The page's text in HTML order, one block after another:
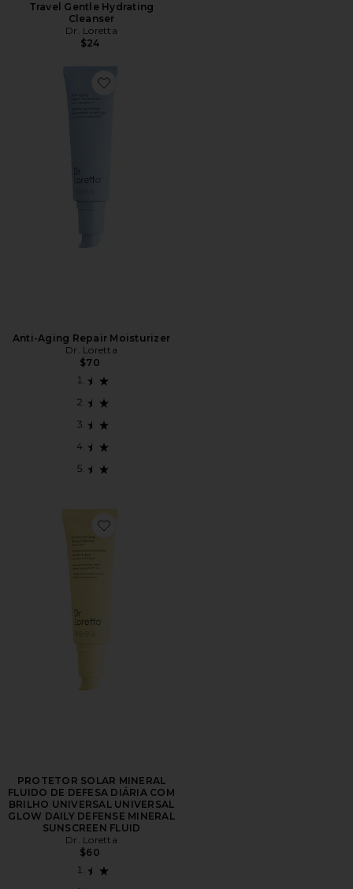
Travel Gentle Hydrating
Cleanser
Dr. Loretta
$24
Favorite Anti-Aging Repair Moisturizer
Anti-Aging Repair Moisturizer
Dr. Loretta
$70
Favorite PROTETOR SOLAR MINERAL FLUIDO DE
PROTETOR SOLAR MINERAL
FLUIDO DE DEFESA DIÁRIA COM
BRILHO UNIVERSAL UNIVERSAL
GLOW DAILY DEFENSE MINERAL
SUNSCREEN FLUID
Dr. Loretta
$60